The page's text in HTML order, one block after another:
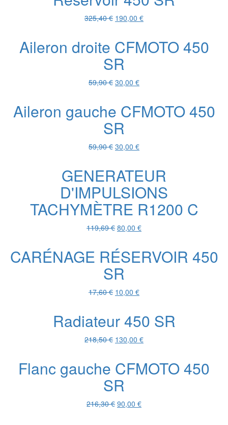
325,40€ Le
était :
325,40 €.
190,00 €Le
est :
Aileron droite CFMOTO 450
SR
59,90€ Le
était :
59,90 €.
30,00 €Le
est :
Aileron gauche CFMOTO 450
SR
59,90€ Le
était :
59,90 €.
30,00 €Le
est :
30,00 €.
GENERATEUR
D'IMPULSIONS
TACHYMÈTRE R1200 C
119,69€ Le
initial
était :
119,69 €.
80,00 €Le
est :
CARÉNAGE RÉSERVOIR 450
SR
17,60€ Le
était :
10,00 €Le
est :
Radiateur 450 SR
218,50€ Le
était :
218,50 €.
130,00 €Le
est :
Flanc gauche CFMOTO 450
SR
216,30€ Le
90,00 €Le